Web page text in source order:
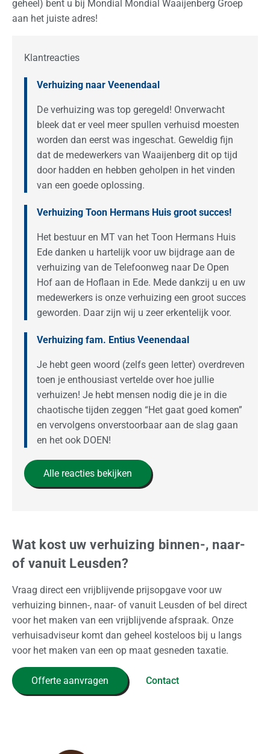
geheel) bent u bij Mondial Mondial Waaijenberg Groep
aan het juiste adres!
Klantreacties
Verhuizing naar Veenendaal
De verhuizing was top geregeld! Onverwacht
bleek dat er veel meer spullen verhuisd moesten
worden dan eerst was ingeschat. Geweldig fijn
dat de medewerkers van Waaijenberg dit op tijd
door hadden en hebben geholpen in het vinden
van een goede oplossing.
Verhuizing Toon Hermans Huis groot succes!
Het bestuur en MT van het Toon Hermans Huis
Ede danken u hartelijk voor uw bijdrage aan de
verhuizing van de Telefoonweg naar De Open
Hof aan de Hoflaan in Ede. Mede dankzij u en uw
medewerkers is onze verhuizing een groot succes
geworden. Daar zijn wij u zeer erkentelijk voor.
Verhuizing fam. Entius Veenendaal
Je hebt geen woord (zelfs geen letter) overdreven
toen je enthousiast vertelde over hoe jullie
verhuizen! Je hebt mensen nodig die je in die
chaotische tijden zeggen “Het gaat goed komen”
en vervolgens onverstoorbaar aan de slag gaan
en het ook DOEN!
Alle reacties bekijken
Wat kost uw verhuizing binnen-, naar-
of vanuit Leusden?
Vraag direct een vrijblijvende prijsopgave voor uw
verhuizing binnen-, naar- of vanuit Leusden of bel direct
voor het maken van een vrijblijvende afspraak. Onze
verhuisadviseur komt dan geheel kosteloos bij u langs
voor het maken van een op maat gesneden taxatie.
Offerte aanvragen Contact